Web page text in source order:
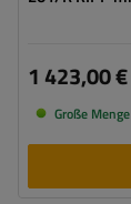
1 423,00 €
Große